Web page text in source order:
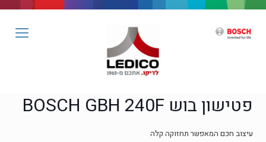
פטישון בוש BOSCH GBH 240F
עיצוב חכם המאפשר תחזוקה קלה